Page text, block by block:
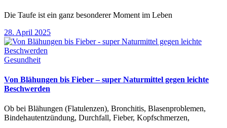
Die Taufe ist ein ganz besonderer Moment im Leben
28. April 2025
Gesundheit
Von Blähungen bis Fieber – super Naturmittel gegen leichte
Beschwerden
Ob bei Blähungen (Flatulenzen), Bronchitis, Blasenproblemen,
Bindehautentzündung, Durchfall, Fieber, Kopfschmerzen,